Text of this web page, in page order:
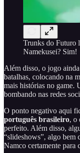
Trunks do Futuro
Namekusei? Sim!
Além disso, o jogo
batalhas, colocando na
mais histórias no game.
bombando nas redes
O ponto negativo aqui
português brasileiro, o
perfeito. Além disso,
“slideshows”, algo bem
Namco certamente para